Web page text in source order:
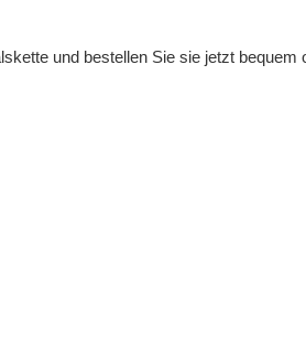
und bestellen Sie sie jetzt bequem